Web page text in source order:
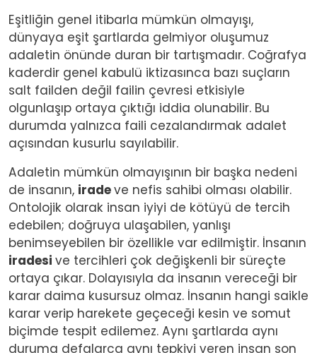
Eşitliğin genel itibarla mümkün olmayışı,
dünyaya eşit şartlarda gelmiyor oluşumuz
adaletin önünde duran bir tartışmadır. Coğrafya
kaderdir genel kabulü iktizasınca bazı suçların
salt failden değil failin çevresi etkisiyle
olgunlaşıp ortaya çıktığı iddia olunabilir. Bu
durumda yalnızca faili cezalandırmak adalet
açısından kusurlu sayılabilir.
Adaletin mümkün olmayışının bir başka nedeni
de insanın, iradeve nefis sahibi olması olabilir.
Ontolojik olarak insan iyiyi de kötüyü de tercih
edebilen; doğruya ulaşabilen, yanlışı
benimseyebilen bir özellikle var edilmiştir. İnsanın
iradesi ve tercihleri çok değişkenli bir süreçte
ortaya çıkar. Dolayısıyla da insanın vereceği bir
karar daima kusursuz olmaz. İnsanın hangi saikle
karar verip harekete geçeceği kesin ve somut
biçimde tespit edilemez. Aynı şartlarda aynı
duruma defalarca aynı tepkiyi veren insan son